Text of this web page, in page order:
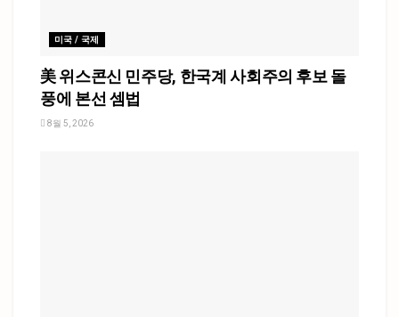
미국 / 국제
美 위스콘신 민주당, 한국계 사회주의 후보 돌
풍에 본선 셈법
8월 5, 2026